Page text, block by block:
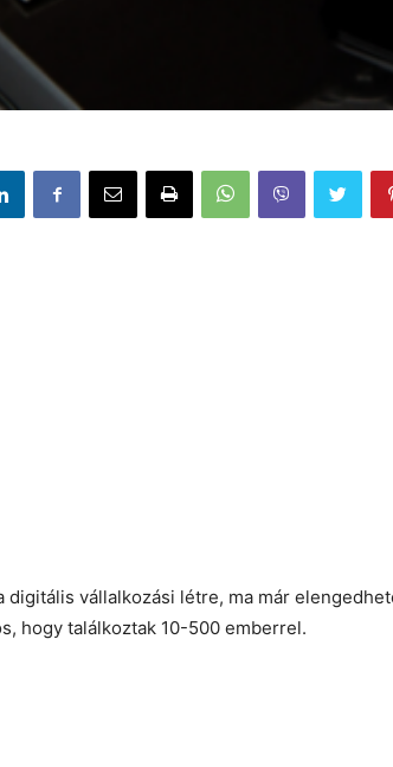
vállalkozási létre, ma már
hogy találkoztak 10-500 emberrel.